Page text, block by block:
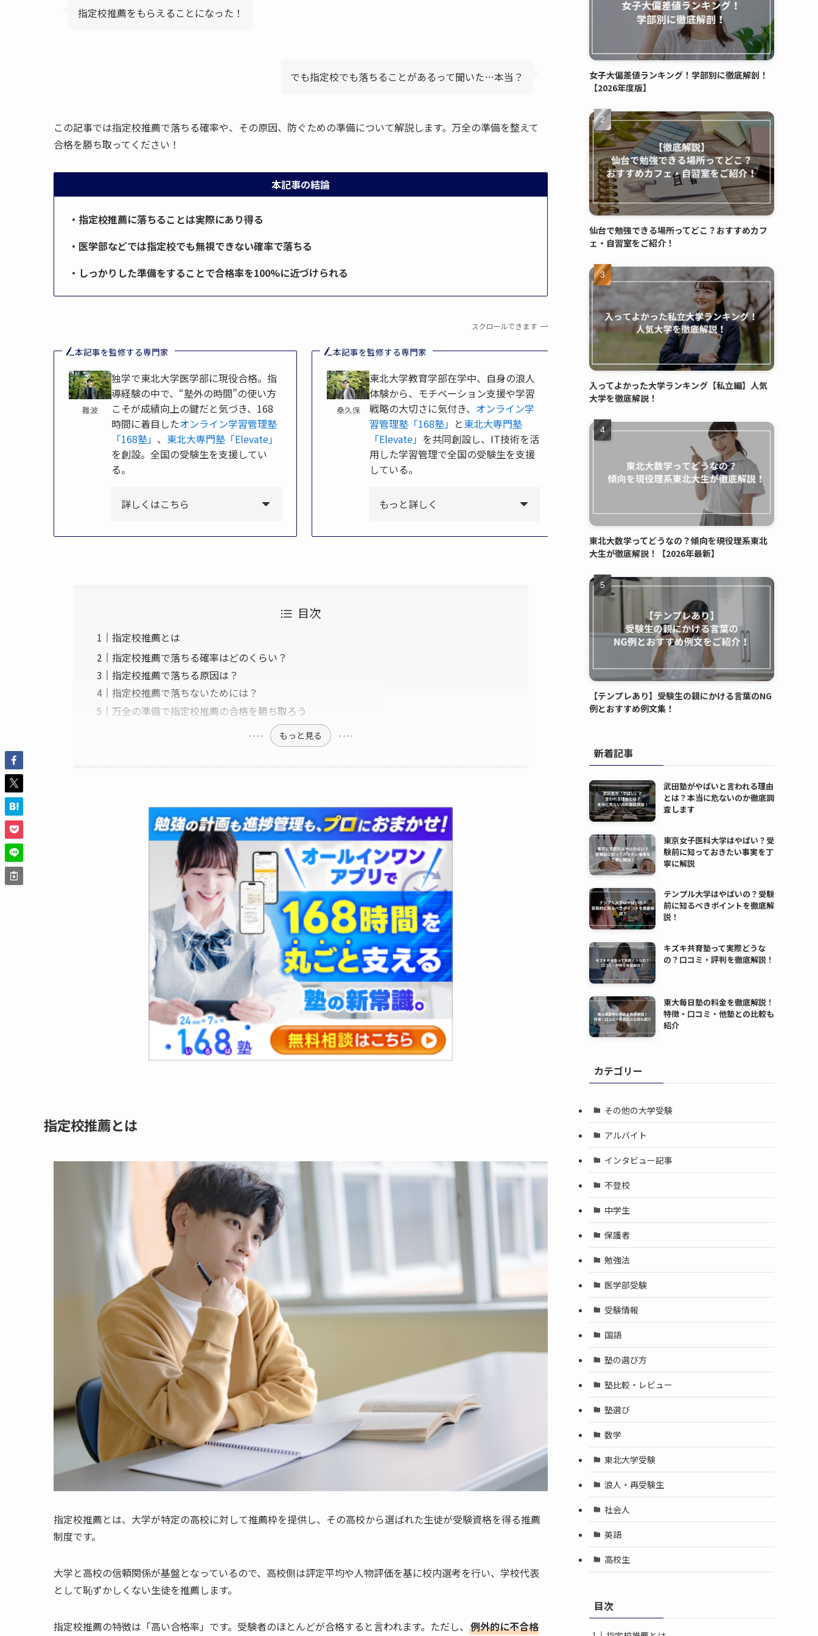
指定校推薦をもらえることになった！
でも指定校でも落ちることがあるって聞いた…本当？
この記事では指定校推薦で落ちる確率や、その原因、防ぐための準備について解説します。万全の準備を整えて
合格を勝ち取ってください！
本記事の結論
・指定校推薦に落ちることは実際にあり得る
・医学部などでは指定校でも無視できない確率で落ちる
・しっかりした準備をすることで合格率を100%に近づけられる
スクロールできます
本記事を監修する専門家
難波
独学で東北大学医学部に現役合格。指
導経験の中で、“塾外の時間”の使い方
こそが成績向上の鍵だと気づき、168
時間に着目したオンライン学習管理塾
「168塾」 、 東北大専門塾「Elevate」
を創設。全国の受験生を支援してい
る。
詳しくはこちら
本記事を監修する専門家
桑久保
東北大学教育学部在学中、自身の浪人
体験から、モチベーション支援や学習
戦略の大切さに気付き、 オンライン学
習管理塾「168塾」 と東北大専門塾
「Elevate」 を共同創設し、IT技術を活
用した学習管理で全国の受験生を支援
している。
もっと詳しく
目次
指定校推薦とは
指定校推薦で落ちる確率はどのくらい？
指定校推薦で落ちる原因は？
指定校推薦で落ちないためには？
万全の準備で指定校推薦の合格を勝ち取ろう
もっと見る
指定校推薦とは
指定校推薦とは、大学が特定の高校に対して推薦枠を提供し、その高校から選ばれた生徒が受験資格を得る推薦
制度です。
大学と高校の信頼関係が基盤となっているので、高校側は評定平均や人物評価を基に校内選考を行い、学校代表
として恥ずかしくない生徒を推薦します。
指定校推薦の特徴は「高い合格率」です。受験者のほとんどが合格すると言われます。ただし、 例外的に不合格
女子大偏差値ランキング！学部別に徹底解剖！
【2026年度版】
仙台で勉強できる場所ってどこ？おすすめカフ
ェ・自習室をご紹介！
入ってよかった大学ランキング【私立編】人気
大学を徹底解説！
東北大数学ってどうなの？傾向を現役理系東北
大生が徹底解説！【2026年最新】
【テンプレあり】受験生の親にかける言葉のNG
例とおすすめ例文集！
新着記事
武田塾がやばいと言われる理由
とは？本当に危ないのか徹底調
査します
東京女子医科大学はやばい？受
験前に知っておきたい事実を丁
寧に解説
テンプル大学はやばいの？受験
前に知るべきポイントを徹底解
説！
キズキ共育塾って実際どうな
の？口コミ・評判を徹底解説！
東大毎日塾の料金を徹底解説！
特徴・口コミ・他塾との比較も
紹介
カテゴリー
その他の大学受験
アルバイト
インタビュー記事
不登校
中学生
保護者
勉強法
医学部受験
受験情報
国語
塾の選び方
塾比較・レビュー
塾選び
数学
東北大学受験
浪人・再受験生
社会人
英語
高校生
目次